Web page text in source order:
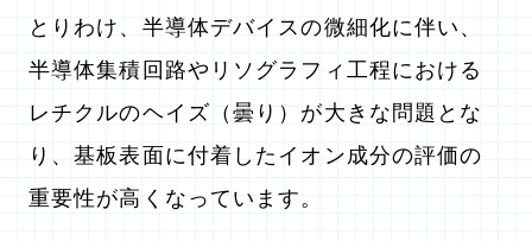
とりわけ、半導体デバイスの微細化に伴い、
半導体集積回路やリソグラフィ工程における
レチクルのヘイズ（曇り）が大きな問題とな
り、基板表面に付着したイオン成分の評価の
重要性が高くなっています。